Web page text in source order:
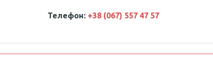
Телефон: +38 (067) 557 47 57